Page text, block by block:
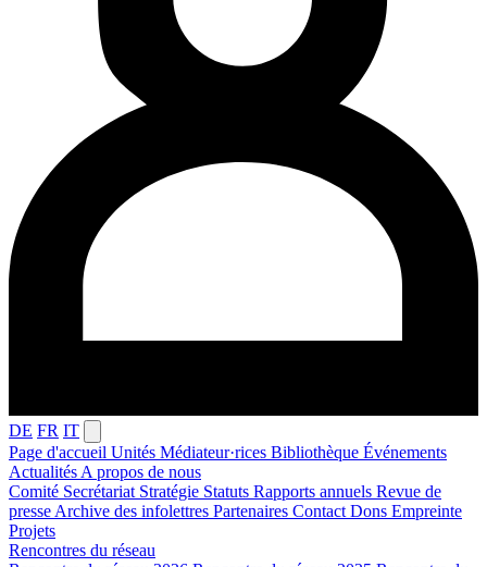
DE FR IT
Page d'accueil Unités Médiateur·rices Bibliothèque Événements
Actualités A propos de nous
Comité Secrétariat Stratégie Statuts Rapports annuels Revue de
presse Archive des infolettres Partenaires Contact Dons Empreinte
Projets
Rencontres du réseau